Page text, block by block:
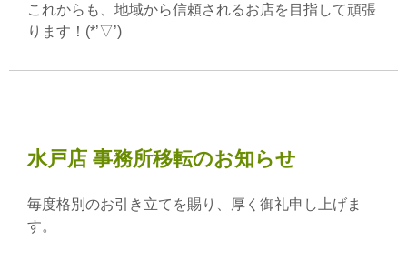
これからも、地域から信頼されるお店を目指して頑張
ります！(*’▽’)
水戸店 事務所移転のお知らせ
毎度格別のお引き立てを賜り、厚く御礼申し上げま
す。